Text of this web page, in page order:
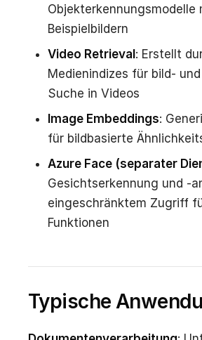
Objekterkennungsmodelle
Beispielbildern
Video Retrieval : Erstellt
Medienindizes für bild-
Suche in Videos
Image Embeddings:
für bildbasierte
Azure Face (separater
Gesichtserkennung und -
eingeschränktem Zugriff
Funktionen
Typische